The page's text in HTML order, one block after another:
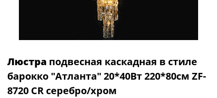
Люстра подвесная каскадная в стиле
барокко "Атланта" 20*40Вт 220*80см ZF-
8720 CR серебро/хром